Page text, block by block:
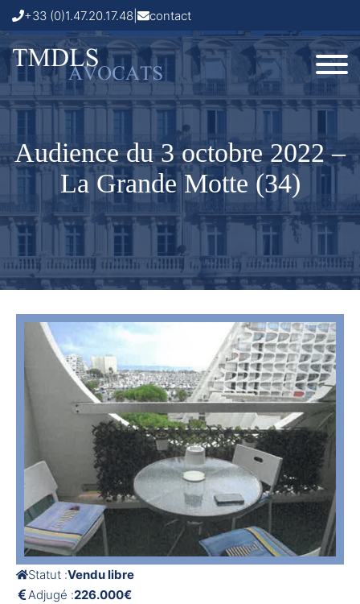
+33 (0)1.47.20.17.48 contact
Audience du 3 octobre 2022 –
La Grande Motte (34)
Statut :Vendu libre
Adjugé :226.000€